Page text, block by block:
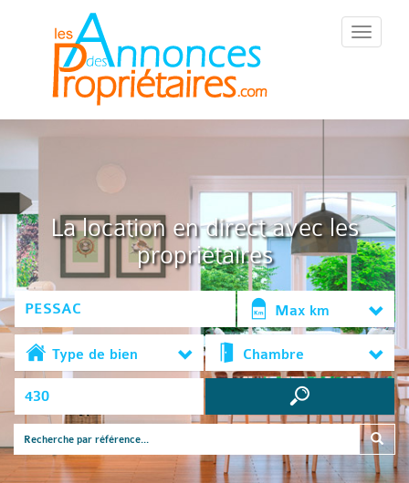
::Menu::
La location en direct avec les
propriétaires
Max km
Type de bien Chambre